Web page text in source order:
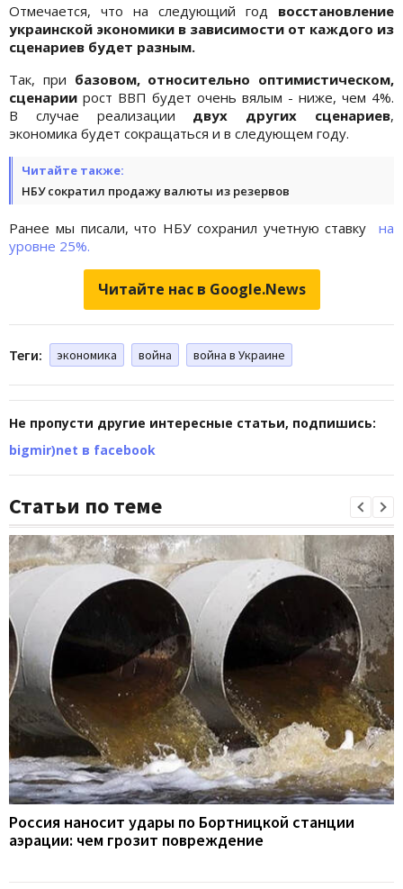
Отмечается, что на следующий год восстановление
украинской экономики в зависимости от каждого из
сценариев будет разным.
Так, при базовом, относительно оптимистическом,
сценарии рост ВВП будет очень вялым - ниже, чем 4%.
В случае реализации двух других сценариев,
экономика будет сокращаться и в следующем году.
Читайте также:
НБУ сократил продажу валюты из резервов
Ранее мы писали, что НБУ сохранил учетную ставку
на
уровне 25%.
Читайте нас в Google.News
Теги: экономика война война в Украине
Не пропусти другие интересные статьи, подпишись:
bigmir)net в facebook
Статьи по теме
Россия наносит удары по Бортницкой станции
аэрации: чем грозит повреждение